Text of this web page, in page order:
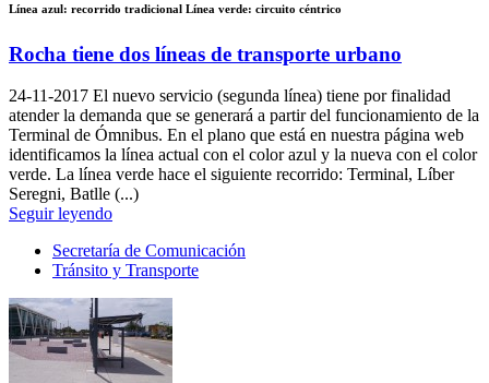
Línea azul: recorrido tradicional Línea verde: circuito céntrico
Rocha tiene dos líneas de transporte urbano
24-11-2017 El nuevo servicio (segunda línea) tiene por finalidad
atender la demanda que se generará a partir del funcionamiento de la
Terminal de Ómnibus. En el plano que está en nuestra página web
identificamos la línea actual con el color azul y la nueva con el color
verde. La línea verde hace el siguiente recorrido: Terminal, Líber
Seregni, Batlle (...)
Seguir leyendo
Secretaría de Comunicación
Tránsito y Transporte